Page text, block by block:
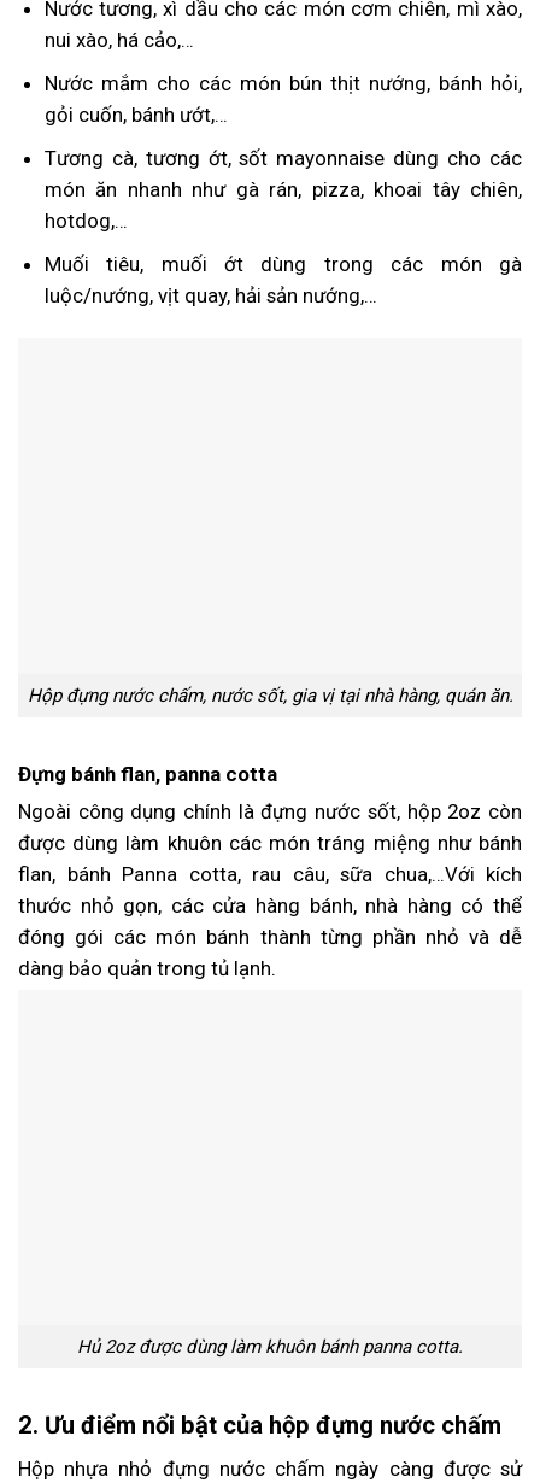
Nước tương, xì dầu cho các món cơm chiên, mì xào,
nui xào, há cảo,…
Nước mắm cho các món bún thịt nướng, bánh hỏi,
gỏi cuốn, bánh ướt,…
Tương cà, tương ớt, sốt mayonnaise dùng cho các
món ăn nhanh như gà rán, pizza, khoai tây chiên,
hotdog,…
Muối tiêu, muối ớt dùng trong các món gà
luộc/nướng, vịt quay, hải sản nướng,…
Hộp đựng nước chấm, nước sốt, gia vị tại nhà hàng, quán ăn.
Đựng bánh flan, panna cotta
Ngoài công dụng chính là đựng nước sốt, hộp 2oz còn
được dùng làm khuôn các món tráng miệng như bánh
flan, bánh Panna cotta, rau câu, sữa chua,…Với kích
thước nhỏ gọn, các cửa hàng bánh, nhà hàng có thể
đóng gói các món bánh thành từng phần nhỏ và dễ
dàng bảo quản trong tủ lạnh.
Hủ 2oz được dùng làm khuôn bánh panna cotta.
2. Ưu điểm nổi bật của hộp đựng nước chấm
Hộp nhựa nhỏ đựng nước chấm ngày càng được sử